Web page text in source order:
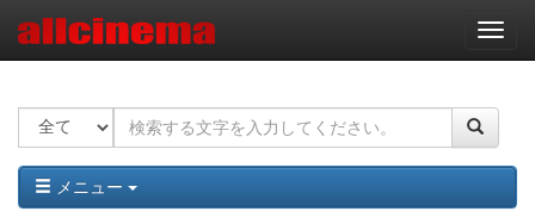
ナ
ビ
ー
ョ
ン
メニュー